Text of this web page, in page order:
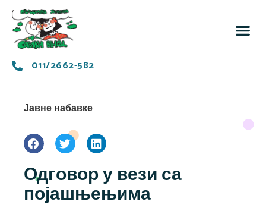
011/2662-582
Јавне набавке
Одговор у вези са
појашњењима